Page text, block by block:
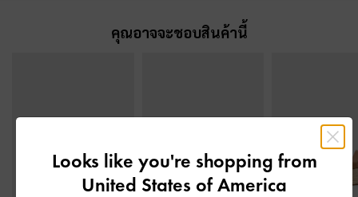
คุณอาจจะชอบสินค้านี้
Looks like you're shopping from
United States of America